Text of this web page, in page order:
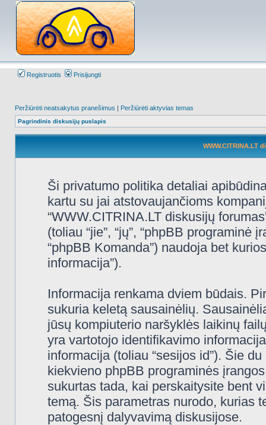
Registruotis Prisijungti
Peržiūrėti neatsakytus pranešimus | Peržiūrėti aktyvias temas
Pagrindinis diskusijų puslapis
WWW.CITRINA.LT
Ši privatumo politika detaliai
kartu su jai atstovaujančioms
“WWW.CITRINA.LT diskusijų
(toliau “jie”, “jų”, “phpBB programinė
“phpBB Komanda”) naudoja bet
informacija”).
Informacija renkama dviem būdais.
sukuria keletą sausainėlių.
jūsų kompiuterio naršyklės laikinų
yra vartotojo identifikavimo
informacija (toliau “sesijos id”). Šie
kiekvieno phpBB programinės
sukurtas tada, kai perskaitysite bent
temą. Šis parametras nurodo, kurias
patogesnį dalyvavimą diskusijose.